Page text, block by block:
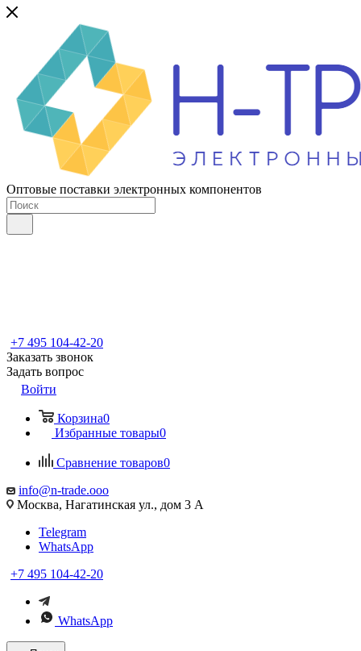
Оптовые поставки электронных компонентов
+7 495 104-42-20
Заказать звонок
Задать вопрос
Войти
Корзина0
Избранные товары0
Сравнение товаров0
info@n-trade.ooo
Москва, Нагатинская ул., дом 3 А
Telegram
WhatsApp
+7 495 104-42-20
WhatsApp